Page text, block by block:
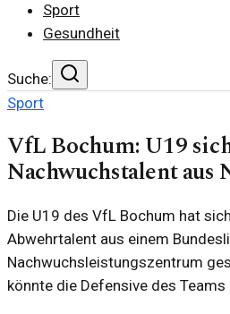
Sport
Gesundheit
Suche:
Sport
VfL Bochum: U19
Nachwuchstalent aus
Die U19 des VfL Bochum hat
Abwehrtalent aus einem
Nachwuchsleistungszentrum
könnte die Defensive des